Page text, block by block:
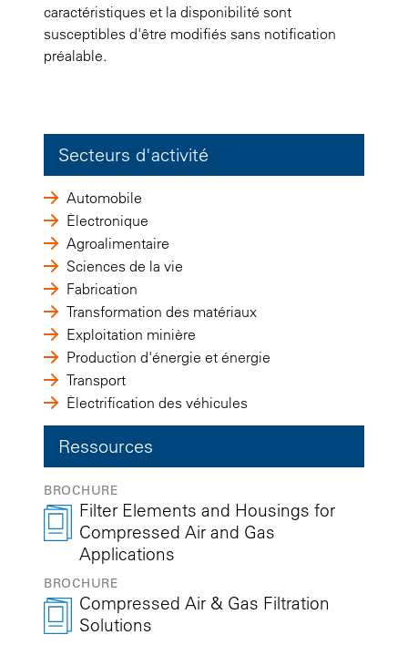
caractéristiques et la disponibilité sont
susceptibles d'être modifiés sans notification
préalable.
Secteurs d'activité
Automobile
Électronique
Agroalimentaire
Sciences de la vie
Fabrication
Transformation des matériaux
Exploitation minière
Production d'énergie et énergie
Transport
Électrification des véhicules
Ressources
BROCHURE
Filter Elements and Housings for
Compressed Air and Gas
Applications
BROCHURE
Compressed Air & Gas Filtration
Solutions